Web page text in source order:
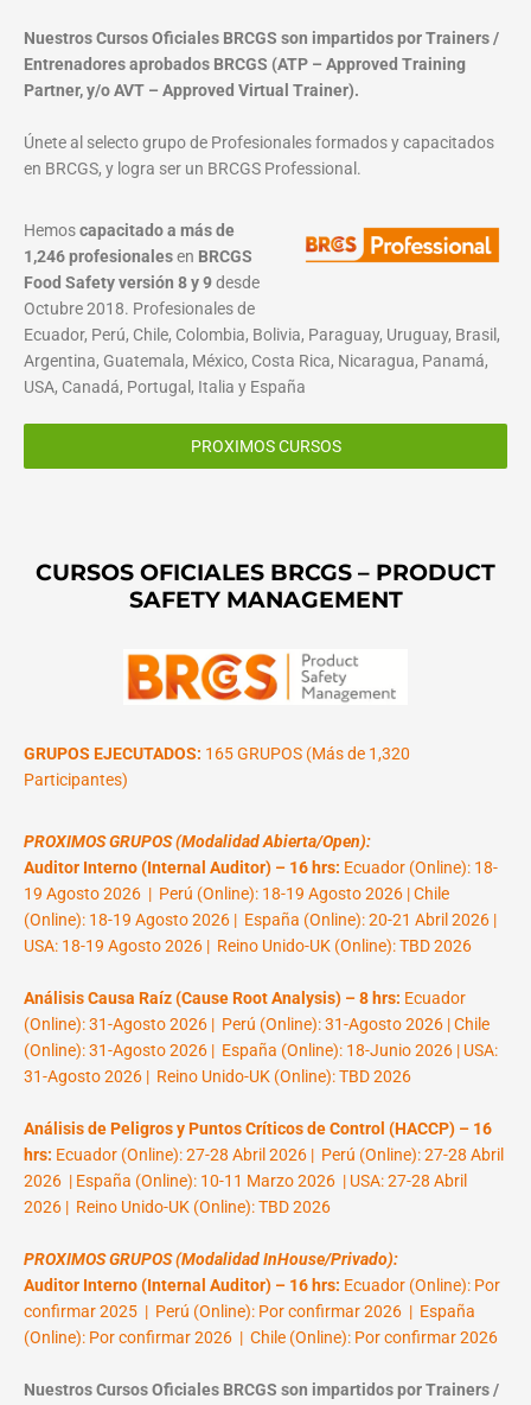
Nuestros Cursos Oficiales BRCGS son impartidos por Trainers /
Entrenadores aprobados BRCGS (ATP – Approved Training
Partner, y/o AVT – Approved Virtual Trainer).
Únete al selecto grupo de Profesionales formados y capacitados
en BRCGS, y logra ser un BRCGS Professional.
Hemoscapacitado a más de
1,246 profesionalesen BRCGS
Food Safety versión 8 y 9desde
Octubre 2018. Profesionales de
Ecuador, Perú, Chile, Colombia, Bolivia, Paraguay, Uruguay, Brasil,
Argentina, Guatemala, México, Costa Rica, Nicaragua, Panamá,
USA, Canadá, Portugal, Italia y España
PROXIMOS CURSOS
CURSOS OFICIALES BRCGS – PRODUCT
SAFETY MANAGEMENT
GRUPOS EJECUTADOS: 165 GRUPOS (Más de 1,320
Participantes)
PROXIMOS GRUPOS (Modalidad Abierta/Open):
Auditor Interno (Internal Auditor) – 16 hrs: Ecuador (Online): 18-
19 Agosto 2026 | Perú (Online): 18-19 Agosto 2026 | Chile
(Online): 18-19 Agosto 2026 | España (Online): 20-21 Abril 2026 |
USA: 18-19 Agosto 2026 | Reino Unido-UK (Online): TBD 2026
Análisis Causa Raíz (Cause Root Analysis) – 8 hrs: Ecuador
(Online): 31-Agosto 2026 | Perú (Online): 31-Agosto 2026 | Chile
(Online): 31-Agosto 2026 | España (Online): 18-Junio 2026 | USA:
31-Agosto 2026 | Reino Unido-UK (Online): TBD 2026
Análisis de Peligros y Puntos Críticos de Control (HACCP) – 16
hrs: Ecuador (Online): 27-28 Abril 2026 | Perú (Online): 27-28 Abril
2026 | España (Online): 10-11 Marzo 2026 | USA: 27-28 Abril
2026 | Reino Unido-UK (Online): TBD 2026
PROXIMOS GRUPOS (Modalidad InHouse/Privado):
Auditor Interno (Internal Auditor) – 16 hrs: Ecuador (Online): Por
confirmar 2025 | Perú (Online): Por confirmar 2026 | España
(Online): Por confirmar 2026 | Chile (Online): Por confirmar 2026
Nuestros Cursos Oficiales BRCGS son impartidos por Trainers /